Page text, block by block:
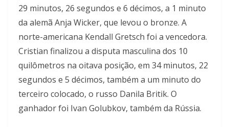
29 minutos, 26 segundos e 6 décimos, a 1 minuto
da alemã Anja Wicker, que levou o bronze. A
norte-americana Kendall Gretsch foi a vencedora.
Cristian finalizou a disputa masculina dos 10
quilômetros na oitava posição, em 34 minutos, 22
segundos e 5 décimos, também a um minuto do
terceiro colocado, o russo Danila Britik. O
ganhador foi Ivan Golubkov, também da Rússia.